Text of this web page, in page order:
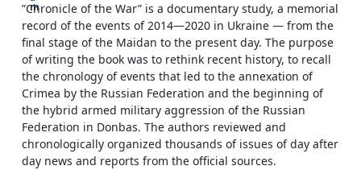
”Chronicle of the War” is a documentary study, a memorial
record of the events of 2014—2020 in Ukraine — from the
final stage of the Maidan to the present day. The purpose
of writing the book was to rethink recent history, to recall
the chronology of events that led to the annexation of
Crimea by the Russian Federation and the beginning of
the hybrid armed military aggression of the Russian
Federation in Donbas. The authors reviewed and
chronologically organized thousands of issues of day after
day news and reports from the official sources.